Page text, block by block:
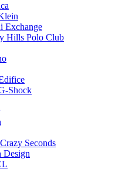
Exchange
Hills Polo Club
Shock
Seconds
Design